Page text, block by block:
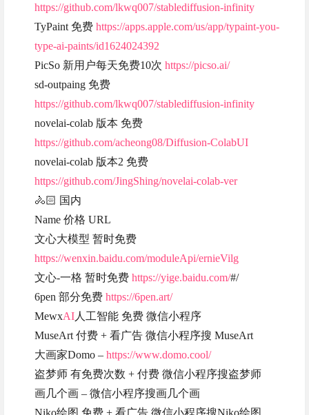
https://github.com/lkwq007/stablediffusion-infinity
TyPaint 免费 https://apps.apple.com/us/app/typaint-you-
type-ai-paints/id1624024392
PicSo 新用户每天免费10次 https://picso.ai/
sd-outpaing 免费
https://github.com/lkwq007/stablediffusion-infinity
novelai-colab 版本 免费
https://github.com/acheong08/Diffusion-ColabUI
novelai-colab 版本2 免费
https://github.com/JingShing/novelai-colab-ver
🚴🏻 国内
Name 价格 URL
文心大模型 暂时免费
https://wenxin.baidu.com/moduleApi/ernieVilg
文心-一格 暂时免费 https://yige.baidu.com/#/
6pen 部分免费 https://6pen.art/
MewxAI人工智能 免费 微信小程序
MuseArt 付费 + 看广告 微信小程序搜 MuseArt
大画家Domo – https://www.domo.cool/
盗梦师 有免费次数 + 付费 微信小程序搜盗梦师
画几个画 – 微信小程序搜画几个画